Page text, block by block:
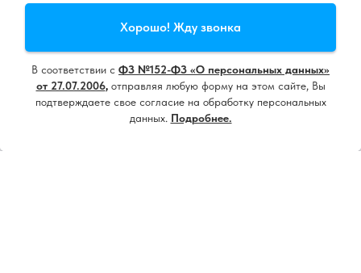
Хорошо! Жду звонка
В соответствии с ФЗ №152-ФЗ «О персональных данных»
от 27.07.2006,отправляя любую форму на этом сайте, Вы
подтверждаете свое согласие на обработку персональных
данных. Подробнее.
Продолжая пользоваться сайтом, вы даете
Принять все
Настроить
Напишите нам, мы онлайн!